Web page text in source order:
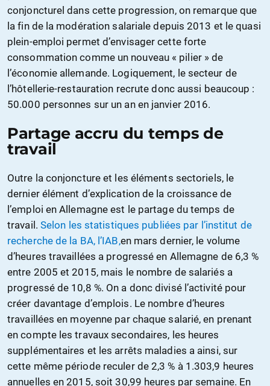
conjoncturel dans cette progression, on remarque que
la fin de la modération salariale depuis 2013 et le quasi
plein-emploi permet d’envisager cette forte
consommation comme un nouveau « pilier » de
l’économie allemande. Logiquement, le secteur de
l’hôtellerie-restauration recrute donc aussi beaucoup :
50.000 personnes sur un an en janvier 2016.
Partage accru du temps de
travail
Outre la conjoncture et les éléments sectoriels, le
dernier élément d’explication de la croissance de
l’emploi en Allemagne est le partage du temps de
travail. Selon les statistiques publiées par l’institut de
recherche de la BA, l’IAB,en mars dernier, le volume
d’heures travaillées a progressé en Allemagne de 6,3 %
entre 2005 et 2015, mais le nombre de salariés a
progressé de 10,8 %. On a donc divisé l’activité pour
créer davantage d’emplois. Le nombre d’heures
travaillées en moyenne par chaque salarié, en prenant
en compte les travaux secondaires, les heures
supplémentaires et les arrêts maladies a ainsi, sur
cette même période reculer de 2,3 % à 1.303,9 heures
annuelles en 2015, soit 30,99 heures par semaine. En